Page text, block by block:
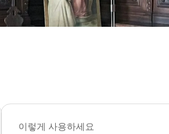
스쿠올라 그란데 데이 카르미니 월요일-일요
이렇게 사용하세요